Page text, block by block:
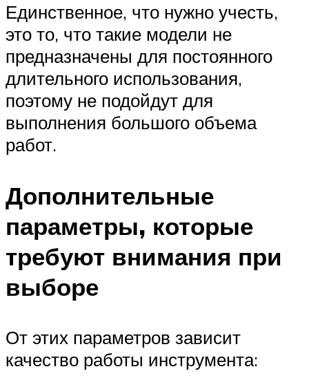
Единственное, что нужно учесть,
это то, что такие модели не
предназначены для постоянного
длительного использования,
поэтому не подойдут для
выполнения большого объема
работ.
Дополнительные
параметры, которые
требуют внимания при
выборе
От этих параметров зависит
качество работы инструмента: